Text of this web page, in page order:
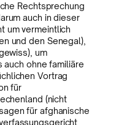
Rechtsprechung
auch in dieser
um vermeintlich
und den Senegal),
um
auch ohne familiäre
Vortrag
für
(nicht
für afghanische